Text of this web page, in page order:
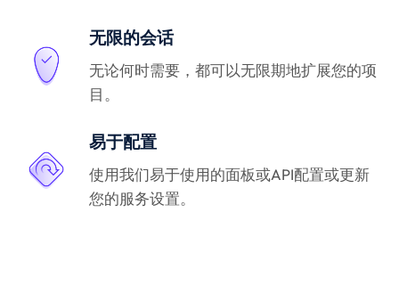
无限的会话
无论何时需要，都可以无限期地扩展您的项
目。
易于配置
使用我们易于使用的面板或API配置或更新
您的服务设置。